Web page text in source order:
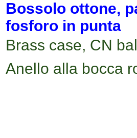
Bossolo ottone,
fosforo in punta
Brass case, CN
Anello alla bocca